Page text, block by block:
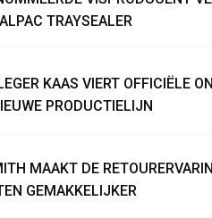
TRAYSEALER
KAAS VIERT OFFICIËLE
PRODUCTIELIJN
MAAKT DE
GEMAKKELIJKER